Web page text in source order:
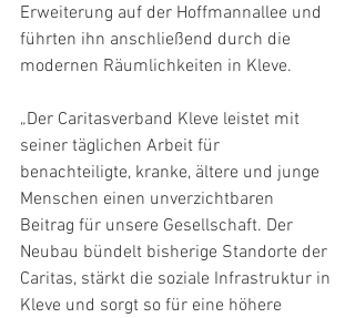
Erweiterung auf der Hoffmannallee und
führten ihn anschließend durch die
modernen Räumlichkeiten in Kleve.
„Der Caritasverband Kleve leistet mit
seiner täglichen Arbeit für
benachteiligte, kranke, ältere und junge
Menschen einen unverzichtbaren
Beitrag für unsere Gesellschaft. Der
Neubau bündelt bisherige Standorte der
Caritas, stärkt die soziale Infrastruktur in
Kleve und sorgt so für eine höhere